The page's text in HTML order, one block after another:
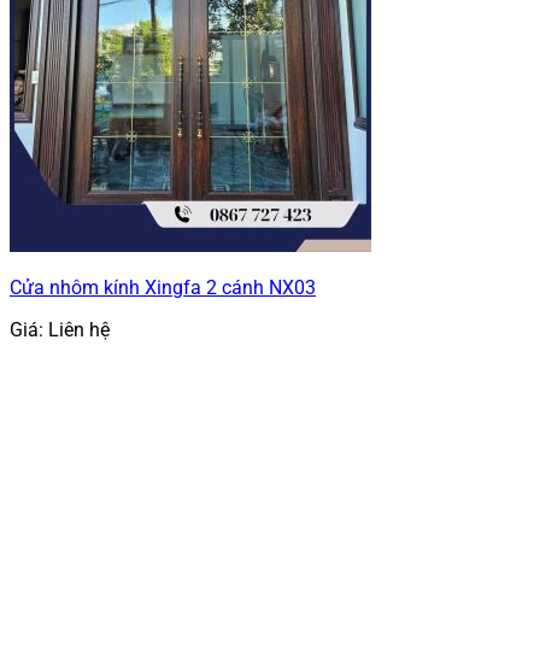
Cửa nhôm kính Xingfa 2 cánh NX03
Giá: Liên hệ